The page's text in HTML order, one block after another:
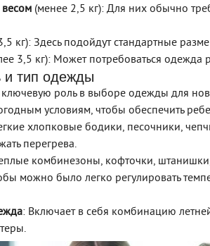
(менее 2,5 кг): Для них обычно
кг): Здесь подойдут стандартные
3,5 кг): Может потребоваться одежда
и тип одежды
ключевую роль в выборе одежды для
условиям, чтобы обеспечить
хлопковые бодики, песочники,
перегрева.
комбинезоны, кофточки,
можно было легко регулировать
: Включает в себя комбинацию